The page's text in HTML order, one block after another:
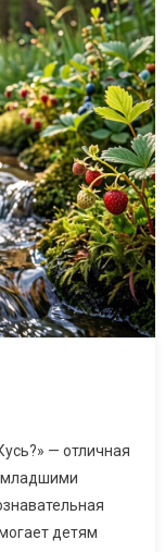
— отличная
младшими
детям